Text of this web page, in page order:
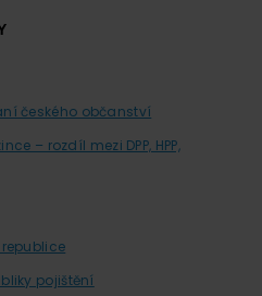
českého občanství
– rozdíl mezi DPP, HPP,
pojištění